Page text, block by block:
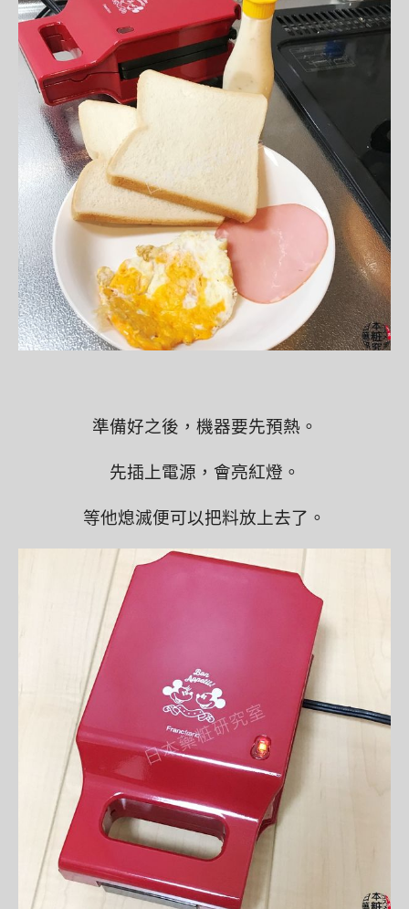
準備好之後，機器要先預熱。
先插上電源，會亮紅燈。
等他熄滅便可以把料放上去了。